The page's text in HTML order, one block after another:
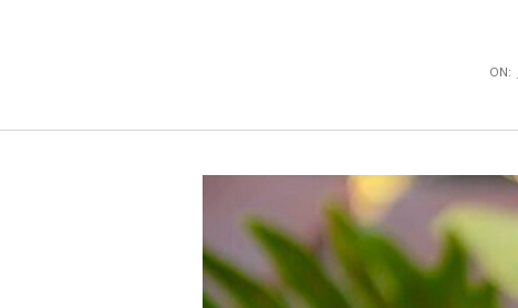
ON: